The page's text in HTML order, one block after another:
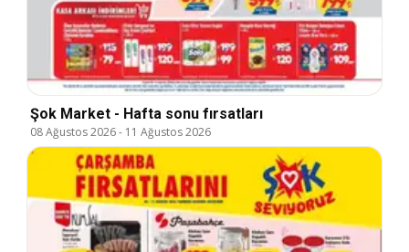
Şok Market - Hafta sonu fırsatları
08 Ağustos 2026- 11 Ağustos 2026